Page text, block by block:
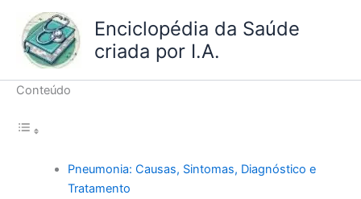
conteúdo
Enciclopédia da Saúde
criada por I.A.
Conteúdo
Pneumonia: Causas, Sintomas, Diagnóstico e
Tratamento